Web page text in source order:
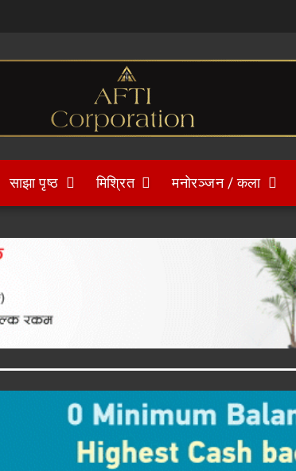
साझा पृष्ठ मिश्रित मनोरञ्जन / कला